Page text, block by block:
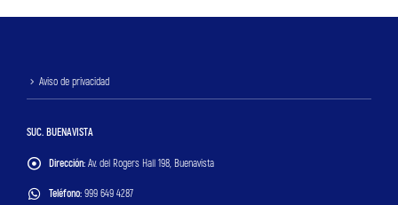
Aviso de privacidad
SUC. BUENAVISTA
Dirección: Av. del Rogers Hall 198, Buenavista
Teléfono: 999 649 4287